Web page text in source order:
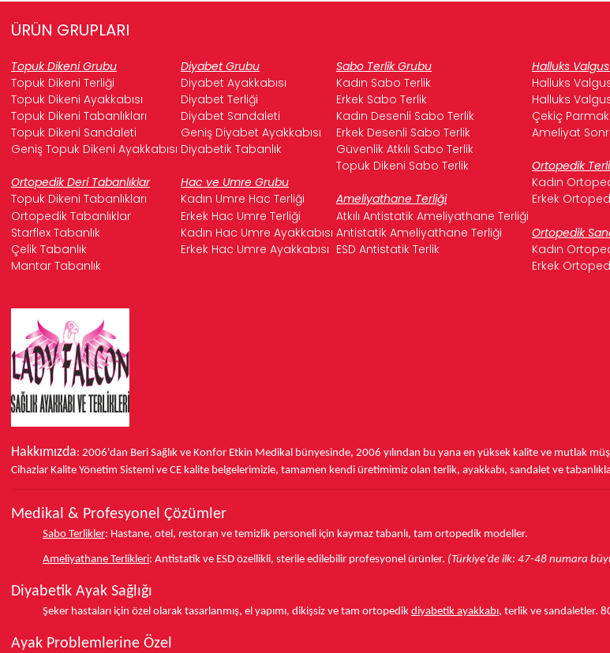
ÜRÜN GRUPLARI
Topuk Dikeni Grubu Diyabet Grubu Sabo Terlik Grubu Halluks
Topuk Dikeni Terliği
Diyabet Ayakkabısı Kadın Sabo Terlik Halluks
Topuk Dikeni Ayakkabısı
Diyabet Terliği Erkek Sabo Terlik Halluks
Topuk Dikeni Tabanlıkları
Diyabet Sandaleti Kadın Desenli Sabo Terlik Çekiç Parmak
Topuk Dikeni Sandaleti
Geniş Diyabet Ayakkabısı Erkek Desenli Sabo Terlik Ameliyat
Geniş Topuk Dikeni Ayakkabısı Diyabetik Tabanlık Güvenlik Atkılı Sabo Terlik
Topuk Dikeni Sabo Terlik
Ortopedik
Ortopedik Deri Tabanlıklar
Hac ve Umre Grubu Kadın
Topuk Dikeni Tabanlıkları
Kadın Umre Hac Terliği Ameliyathane Terliği Erkek
Ortopedik Tabanlıklar
Erkek Hac Umre Terliği Atkılı Antistatik Ameliyathane Terliği
Starflex Tabanlık
Kadın Hac Umre Ayakkabısı Antistatik Ameliyathane Terliği Ortopedik
Çelik Tabanlık
Erkek Hac Umre Ayakkabısı ESD Antistatik Terlik Kadın
Mantar Tabanlık
Erkek
Hakkımızda: 2006'dan Beri Sağlık ve Konfor Etkin Medikal bünyesinde, 2006 yılından bu yana en yüksek kalite ve mutlak
Cihazlar Kalite Yönetim Sistemi ve CE kalite belgelerimizle, tamamen kendi üretimimiz olan terlik, ayakkabı, sandalet ve
Medikal & Profesyonel Çözümler
Sabo Terlikler: Hastane, otel, restoran ve temizlik personeli için kaymaz tabanlı, tam ortopedik modeller.
Ameliyathane Terlikleri: Antistatik ve ESD özellikli, sterile edilebilir profesyonel ürünler. (Türkiye'de ilk: 47-48 numara
Diyabetik Ayak Sağlığı
Şeker hastaları için özel olarak tasarlanmış, el yapımı, dikişsiz ve tam ortopedik diyabetik ayakkabı, terlik ve sandaletler.
Ayak Problemlerine Özel